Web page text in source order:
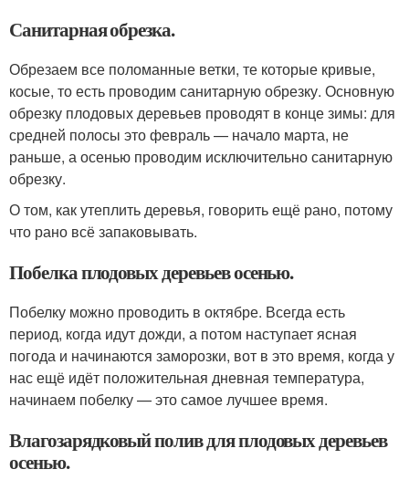
Санитарная обрезка.
Обрезаем все поломанные ветки, те которые кривые,
косые, то есть проводим санитарную обрезку. Основную
обрезку плодовых деревьев проводят в конце зимы: для
средней полосы это февраль — начало марта, не
раньше, а осенью проводим исключительно санитарную
обрезку.
О том, как утеплить деревья, говорить ещё рано, потому
что рано всё запаковывать.
Побелка плодовых деревьев осенью.
Побелку можно проводить в октябре. Всегда есть
период, когда идут дожди, а потом наступает ясная
погода и начинаются заморозки, вот в это время, когда у
нас ещё идёт положительная дневная температура,
начинаем побелку — это самое лучшее время.
Влагозарядковый полив для плодовых деревьев
осенью.